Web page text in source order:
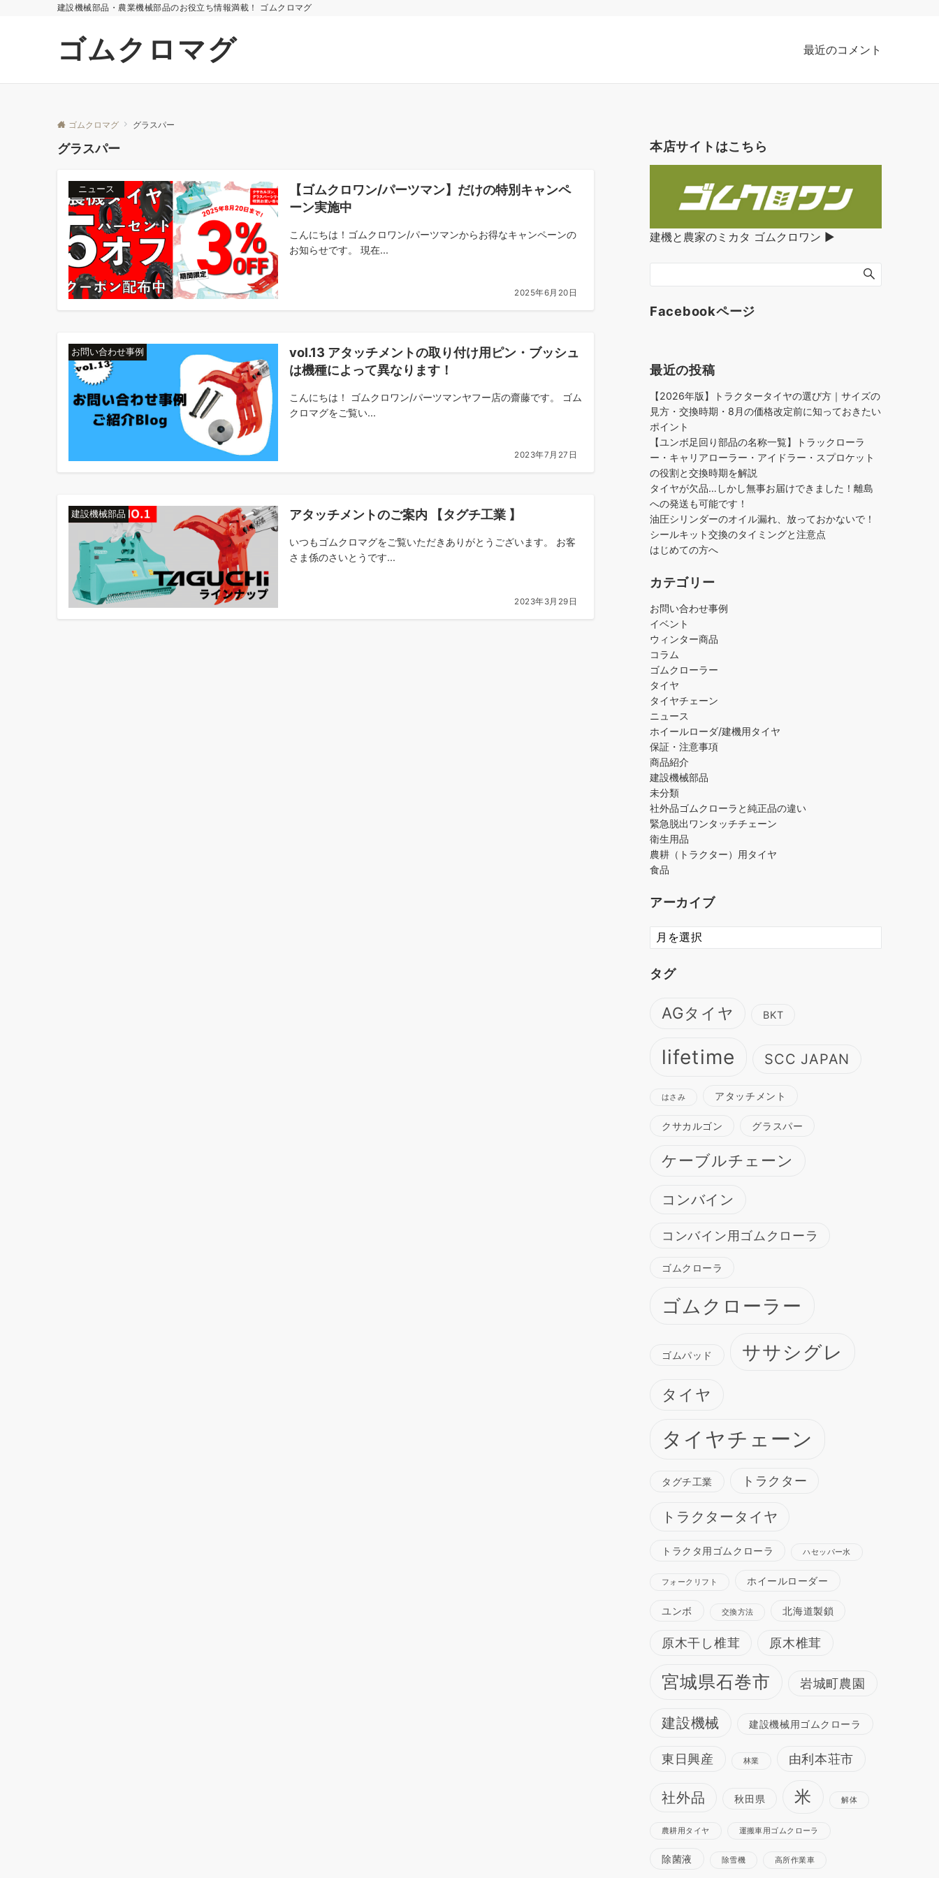
建設機械部品・農業機械部品のお役立ち情報満載！ ゴムクロマグ
ゴムクロマグ 最近のコメント
ゴムクロマグ グラスパー
グラスパー
ニュース
【ゴムクロワン/パーツマン】だけの特別キャンペ
ーン実施中
こんにちは！ゴムクロワン/パーツマンからお得なキャンペーンの
お知らせです。 現在...
2025年6月20日
お問い合わせ事例
vol.13 アタッチメントの取り付け用ピン・ブッシュ
は機種によって異なります！
こんにちは！ ゴムクロワン/パーツマンヤフー店の齋藤です。 ゴム
クロマグをご覧い...
2023年7月27日
建設機械部品 アタッチメントのご案内 【タグチ工業 】
いつもゴムクロマグをご覧いただきありがとうございます。 お客
さま係のさいとうです...
2023年3月29日
本店サイトはこちら
建機と農家のミカタ ゴムクロワン ▶︎
Facebookページ
最近の投稿
【2026年版】トラクタータイヤの選び方｜サイズの
見方・交換時期・8月の価格改定前に知っておきたい
ポイント
【ユンボ足回り部品の名称一覧】トラックローラ
ー・キャリアローラー・アイドラー・スプロケット
の役割と交換時期を解説
タイヤが欠品…しかし無事お届けできました！離島
への発送も可能です！
油圧シリンダーのオイル漏れ、放っておかないで！
シールキット交換のタイミングと注意点
はじめての方へ
カテゴリー
お問い合わせ事例
イベント
ウィンター商品
コラム
ゴムクローラー
タイヤ
タイヤチェーン
ニュース
ホイールローダ/建機用タイヤ
保証・注意事項
商品紹介
建設機械部品
未分類
社外品ゴムクローラと純正品の違い
緊急脱出ワンタッチチェーン
衛生用品
農耕（トラクター）用タイヤ
食品
アーカイブ
ア
ー
イ
タグ
AGタイヤ BKT
lifetime SCC JAPAN
はさみ アタッチメント
クサカルゴン グラスパー
ケーブルチェーン
コンバイン
コンバイン用ゴムクローラ
ゴムクローラ
ゴムクローラー
ゴムパッド ササシグレ
タイヤ
タイヤチェーン
タグチ工業 トラクター
トラクタータイヤ
トラクタ用ゴムクローラ ハセッパー水
フォークリフト ホイールローダー
ユンボ 交換方法 北海道製鎖
原木干し椎茸 原木椎茸
宮城県石巻市 岩城町農園
建設機械 建設機械用ゴムクローラ
東日興産 林業 由利本荘市
社外品 秋田県 米 解体
農耕用タイヤ 運搬車用ゴムクローラ
除菌液 除雪機 高所作業車